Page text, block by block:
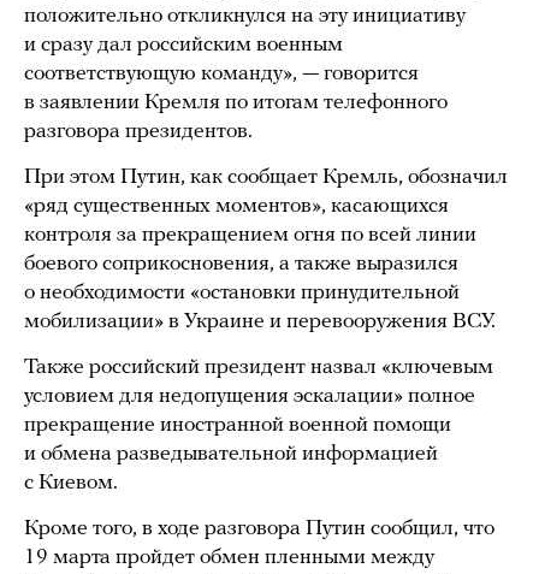
положительно откликнулся на эту инициативу
и сразу дал российским военным
соответствующую команду», — говорится
в заявлении Кремля по итогам телефонного
разговора президентов.
При этом Путин, как сообщает Кремль, обозначил
«ряд существенных моментов», касающихся
контроля за прекращением огня по всей линии
боевого соприкосновения, а также выразился
о необходимости «остановки принудительной
мобилизации» в Украине и перевооружения ВСУ.
Также российский президент назвал «ключевым
условием для недопущения эскалации» полное
прекращение иностранной военной помощи
и обмена разведывательной информацией
с Киевом.
Кроме того, в ходе разговора Путин сообщил, что
19 марта пройдет обмен пленными между